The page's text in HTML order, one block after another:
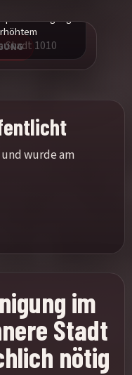
wurde am
im
Stadt
nötig